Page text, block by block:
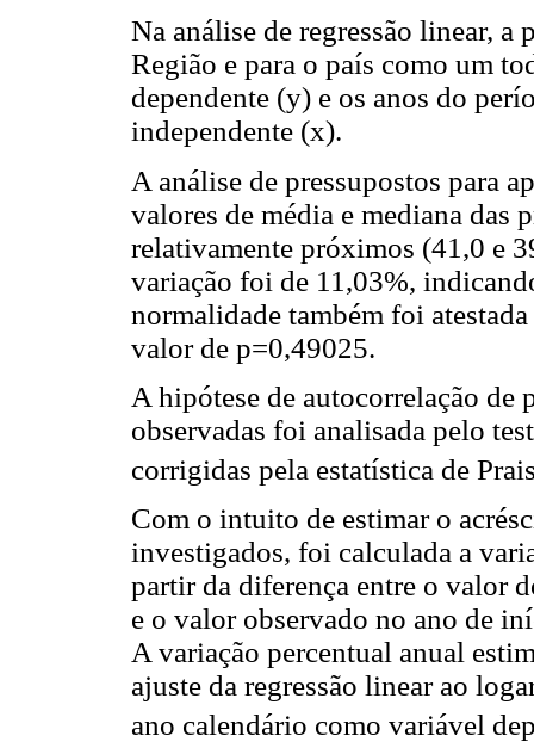
Na análise de regressão linear, a
Região e para o país como um
dependente (y) e os anos do
independente (x).
A análise de pressupostos para
valores de média e mediana das
relativamente próximos (41,0 e
variação foi de 11,03%,
normalidade também foi
valor de p=0,49025.
A hipótese de autocorrelação de
observadas foi analisada pelo
corrigidas pela estatística de
Com o intuito de estimar o
investigados, foi calculada a
partir da diferença entre o valor
e o valor observado no ano de
A variação percentual anual
ajuste da regressão linear ao
ano calendário como variável